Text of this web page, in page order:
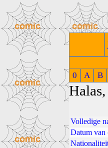
0 A B
Volledige
Datum van